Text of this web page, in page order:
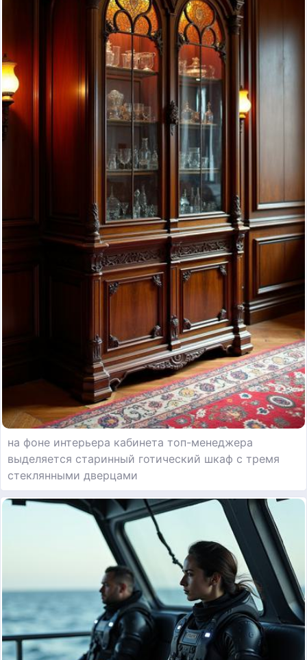
на фоне интерьера кабинета топ-менеджера
выделяется старинный готический шкаф с тремя
стеклянными дверцами